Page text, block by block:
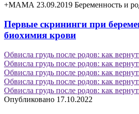
+МАМА 23.09.2019 Беременность и
Первые скрининги при
биохимия крови
Опубликовано 17.10.2022